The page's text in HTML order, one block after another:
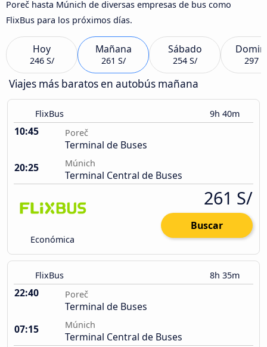
Poreč hasta Múnich de diversas empresas de bus como
FlixBus para los próximos días.
Hoy
246 S/
Mañana
261 S/
Sábado
254 S/ 297
Viajes más baratos en autobús mañana
FlixBus 9h 40m
10:45 Poreč
Terminal de Buses
20:25
Múnich
Terminal Central de Buses
Económica
261 S/
Buscar
FlixBus 8h 35m
22:40 Poreč
Terminal de Buses
07:15
Múnich
Terminal Central de Buses